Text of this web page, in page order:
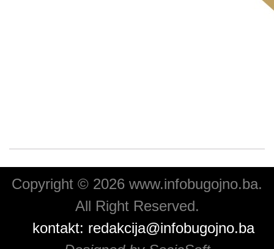
Copyright © 2026 www.infobugojno.ba.
All Right Reserved.
kontakt: redakcija@infobugojno.ba